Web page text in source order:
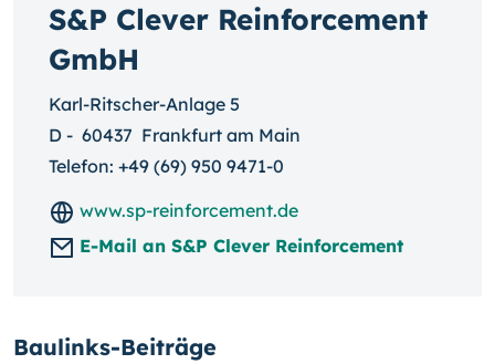
S&P Clever Reinforcement
GmbH
Karl-Ritscher-Anlage 5
D - 60437 Frankfurt am Main
Telefon: +49 (69) 950 9471-0
www.sp-reinforcement.de
E-Mail an S&P Clever Reinforcement
Baulinks-Beiträge